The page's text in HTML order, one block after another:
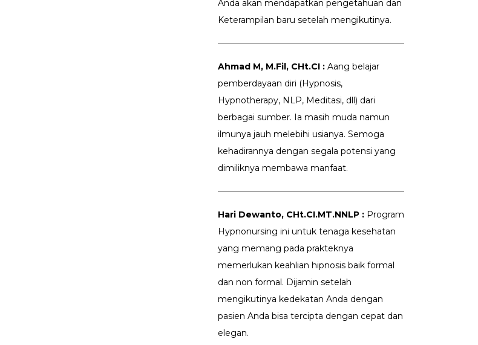
Anda akan mendapatkan pengetahuan dan
Keterampilan baru setelah mengikutinya.
Ahmad M, M.Fil, CHt.CI : Aang belajar
pemberdayaan diri (Hypnosis,
Hypnotherapy, NLP, Meditasi, dll) dari
berbagai sumber. Ia masih muda namun
ilmunya jauh melebihi usianya. Semoga
kehadirannya dengan segala potensi yang
dimiliknya membawa manfaat.
Hari Dewanto, CHt.CI.MT.NNLP : Program
Hypnonursing ini untuk tenaga kesehatan
yang memang pada prakteknya
memerlukan keahlian hipnosis baik formal
dan non formal. Dijamin setelah
mengikutinya kedekatan Anda dengan
pasien Anda bisa tercipta dengan cepat dan
elegan.